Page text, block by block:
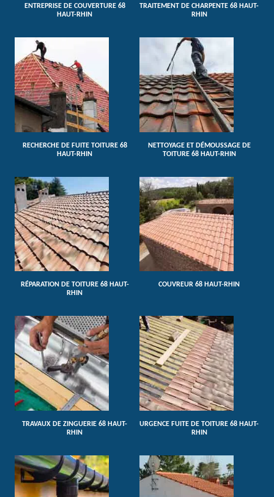
ENTREPRISE DE COUVERTURE 68
HAUT-RHIN
TRAITEMENT DE CHARPENTE 68 HAUT-
RHIN
RECHERCHE DE FUITE TOITURE 68
HAUT-RHIN
NETTOYAGE ET DÉMOUSSAGE DE
TOITURE 68 HAUT-RHIN
RÉPARATION DE TOITURE 68 HAUT-
RHIN
COUVREUR 68 HAUT-RHIN
TRAVAUX DE ZINGUERIE 68 HAUT-
RHIN
URGENCE FUITE DE TOITURE 68 HAUT-
RHIN